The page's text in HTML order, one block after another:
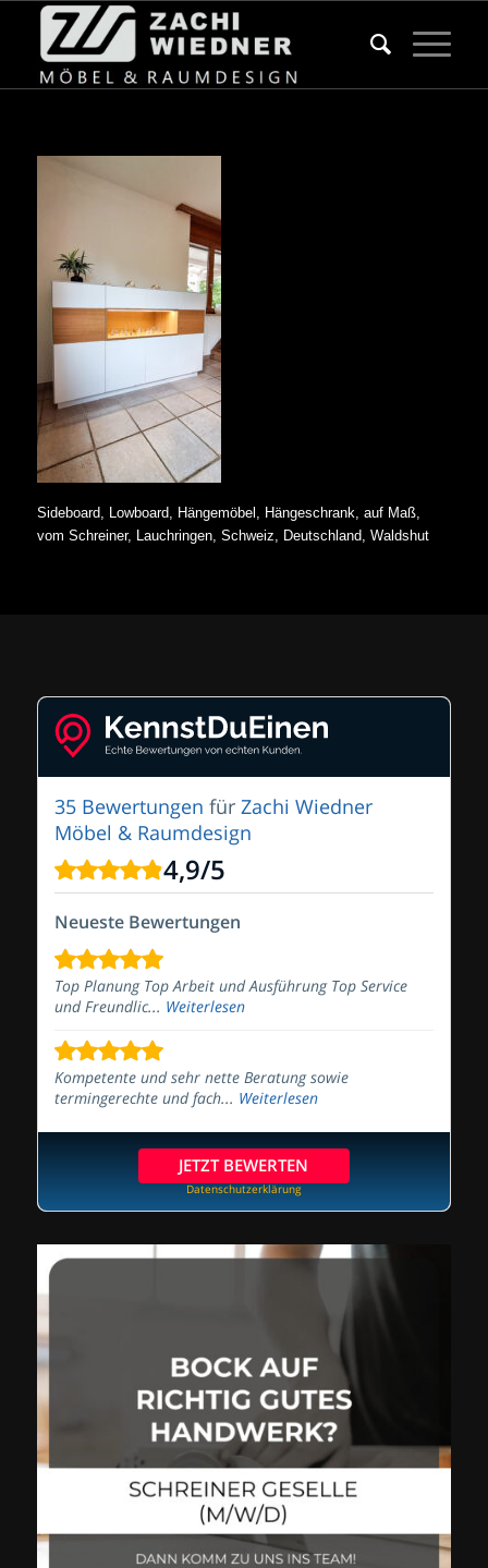
Sideboard, Lowboard, Hängemöbel, Hängeschrank, auf Maß,
vom Schreiner, Lauchringen, Schweiz, Deutschland, Waldshut
35 Bewertungen für Zachi Wiedner
Möbel & Raumdesign
4,9/5
Neueste Bewertungen
Top Planung Top Arbeit und Ausführung Top Service
und Freundlic... Weiterlesen
Kompetente und sehr nette Beratung sowie
termingerechte und fach... Weiterlesen
JETZT BEWERTEN
Datenschutzerklärung